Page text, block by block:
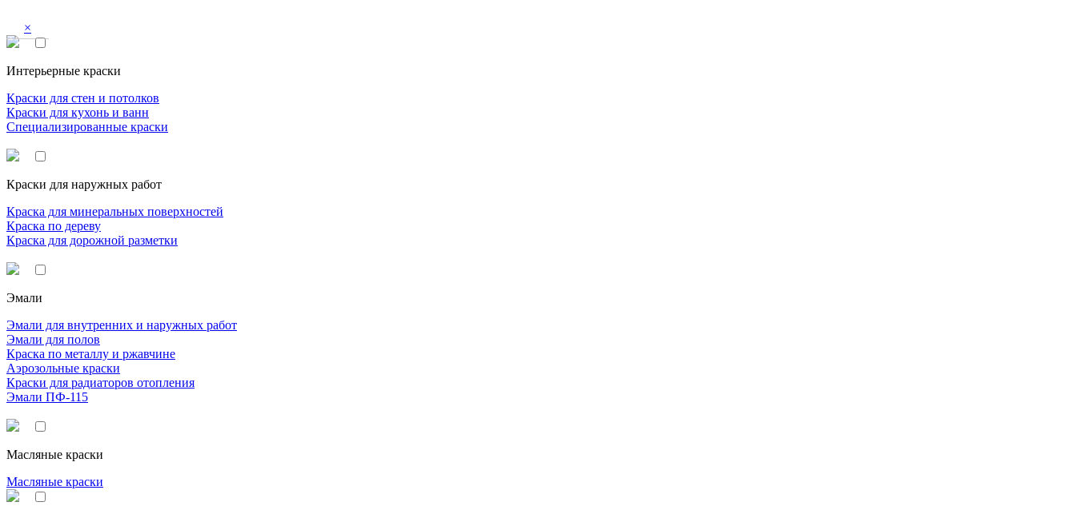
×
Интерьерные краски
Краски для стен и потолков
Краски для кухонь и ванн
Специализированные краски
Краски для наружных работ
Краска для минеральных поверхностей
Краска по дереву
Краска для дорожной разметки
Эмали
Эмали для внутренних и наружных работ
Эмали для полов
Краска по металлу и ржавчине
Аэрозольные краски
Краски для радиаторов отопления
Эмали ПФ-115
Масляные краски
Масляные краски